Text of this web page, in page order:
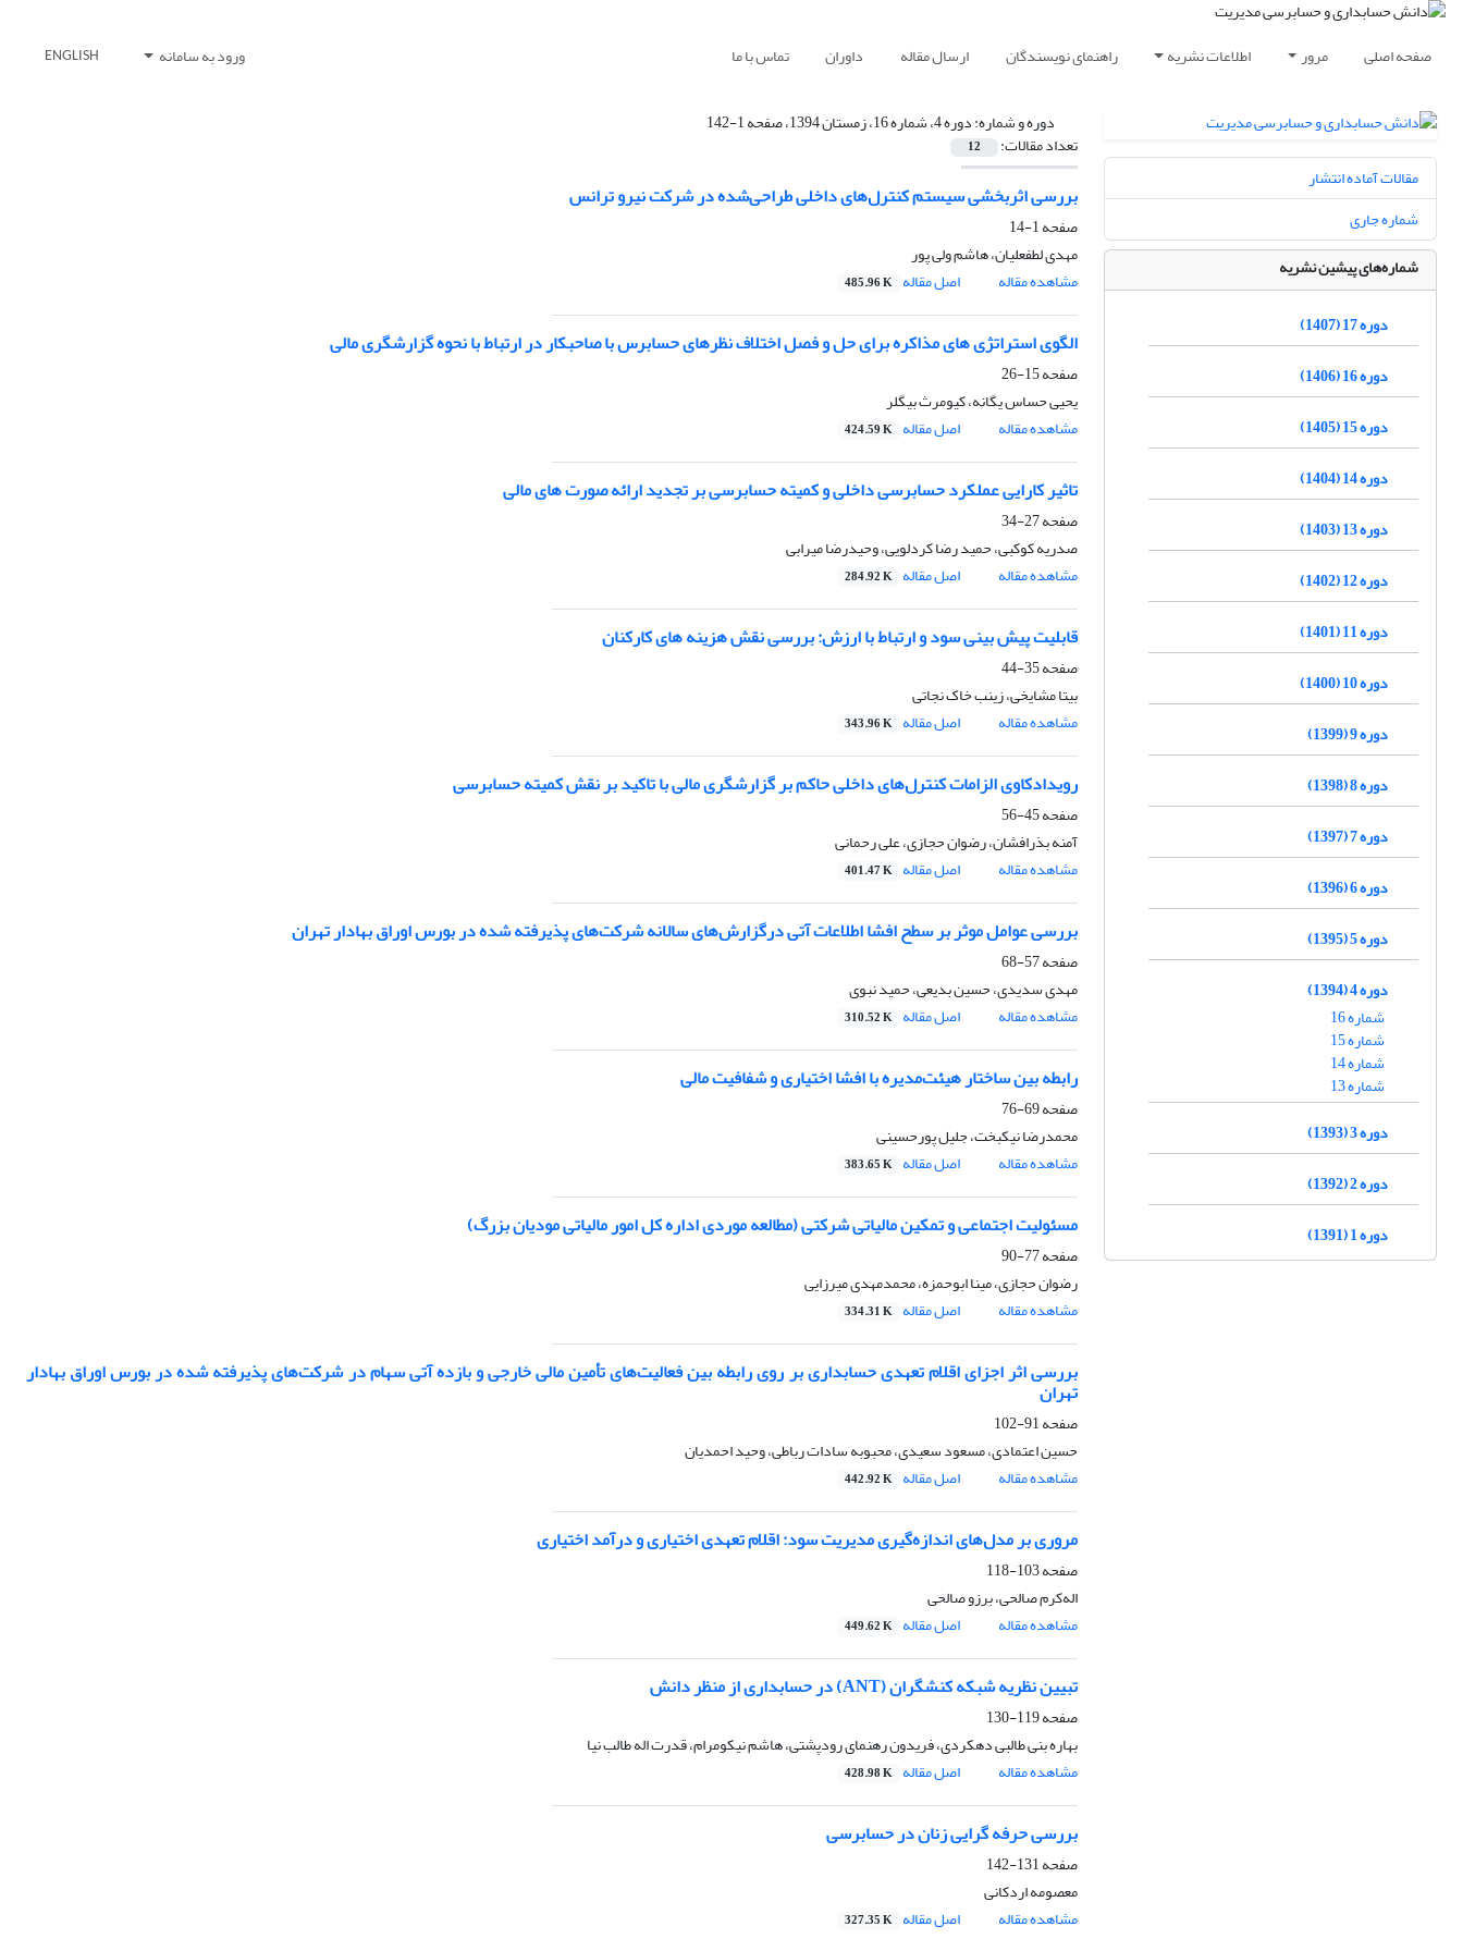
صفحه اصلی مرور اطلاعات نشریه راهنمای نویسندگان ارسال مقاله داوران تماس با ما ورود به سامانه ENGLISH
دوره و شماره:دوره 4، شماره 16، زمستان 1394، صفحه 1-142
تعداد مقالات: 12
بررسی اثربخشی سیستم کنترل‌های داخلی طراحی‌شده در شرکت نیرو ترانس
صفحه1-14
مهدی لطفعلیان، هاشم ولی پور
مشاهده مقاله
اصل مقاله 485.96 K
الگوی استراتژی های مذاکره برای حل و فصل اختلاف نظرهای حسابرس با صاحبکار در ارتباط با نحوه گزارشگری مالی
صفحه15-26
یحیی حساس یگانه، کیومرث بیگلر
مشاهده مقاله
اصل مقاله 424.59 K
تاثیر کارایی عملکرد حسابرسی داخلی و کمیته حسابرسی بر تجدید ارائه صورت های مالی
صفحه27-34
صدریه کوکبی، حمید رضا کردلویی، وحیدرضا میرابی
مشاهده مقاله
اصل مقاله 284.92 K
قابلیت پیش بینی سود و ارتباط با ارزش: بررسی نقش هزینه های کارکنان
صفحه35-44
بیتا مشایخی، زینب خاک نجاتی
مشاهده مقاله
اصل مقاله 343.96 K
رویدادکاوی الزامات کنترل‌های داخلی حاکم بر گزارشگری مالی با تاکید بر نقش کمیته حسابرسی
صفحه45-56
آمنه بذرافشان، رضوان حجازی، علی رحمانی
مشاهده مقاله
اصل مقاله 401.47 K
بررسی عوامل موثر بر سطح افشا اطلاعات آتی درگزارش‌های سالانه شرکت‌های پذیرفته شده در بورس اوراق بهادار تهران
صفحه57-68
مهدی سدیدی، حسین بدیعی، حمید نبوی
مشاهده مقاله
اصل مقاله 310.52 K
رابطه بین ساختار هیئت‌مدیره با افشا اختیاری و شفافیت مالی
صفحه69-76
محمدرضا نیکبخت، جلیل پورحسینی
مشاهده مقاله
اصل مقاله 383.65 K
مسئولیت اجتماعی و تمکین مالیاتی شرکتی (مطالعه موردی اداره کل امور مالیاتی مودیان بزرگ)
صفحه77-90
رضوان حجازی، مینا ابوحمزه، محمدمهدی میرزایی
مشاهده مقاله
اصل مقاله 334.31 K
بررسی اثر اجزای اقلام تعهدی حسابداری بر روی رابطه بین فعالیت‌های تأمین مالی خارجی و بازده آتی سهام در شرکت‌های پذیرفته شده در بورس اوراق بهادار
تهران
صفحه91-102
حسین اعتمادی، مسعود سعیدی، محبوبه ‌سادات رباطی، وحید احمدیان
مشاهده مقاله
اصل مقاله 442.92 K
مروری بر مدل‌های اندازه‌گیری مدیریت سود: اقلام تعهدی اختیاری و درآمد اختیاری
صفحه103-118
اله‌کرم صالحی، برزو صالحی
مشاهده مقاله
اصل مقاله 449.62 K
تبیین نظریه شبکه کنشگران (ANT) در حسابداری از منظر دانش
صفحه119-130
بهاره بنی طالبی دهکردی، فریدون رهنمای رودپشتی، هاشم نیکومرام، قدرت اله طالب نیا
مشاهده مقاله
اصل مقاله 428.98 K
بررسی حرفه گرایی زنان در حسابرسی
صفحه131-142
معصومه اردکانی
مشاهده مقاله
اصل مقاله 327.35 K
مقالات آماده انتشار
شماره جاری
شماره‌های پیشین نشریه
دوره 17 (1407)
دوره 16 (1406)
دوره 15 (1405)
دوره 14 (1404)
دوره 13 (1403)
دوره 12 (1402)
دوره 11 (1401)
دوره 10 (1400)
دوره 9 (1399)
دوره 8 (1398)
دوره 7 (1397)
دوره 6 (1396)
دوره 5 (1395)
دوره 4 (1394)
شماره 16
شماره 15
شماره 14
شماره 13
دوره 3 (1393)
دوره 2 (1392)
دوره 1 (1391)